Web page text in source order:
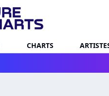
CHARTS